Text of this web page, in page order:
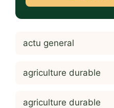
actu general
agriculture durable
agriculture durable